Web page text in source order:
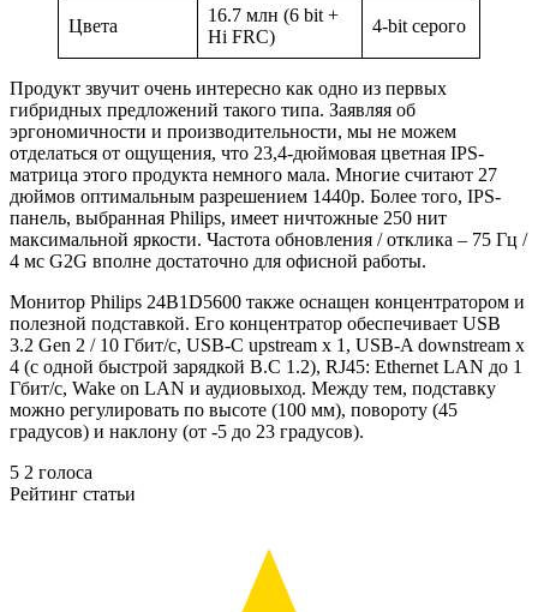
Цвета
16.7 млн (6 bit +
Hi FRC)
4-bit серого
Продукт звучит очень интересно как одно из первых
гибридных предложений такого типа. Заявляя об
эргономичности и производительности, мы не можем
отделаться от ощущения, что 23,4-дюймовая цветная IPS-
матрица этого продукта немного мала. Многие считают 27
дюймов оптимальным разрешением 1440p. Более того, IPS-
панель, выбранная Philips, имеет ничтожные 250 нит
максимальной яркости. Частота обновления / отклика – 75 Гц /
4 мс G2G вполне достаточно для офисной работы.
Монитор Philips 24B1D5600 также оснащен концентратором и
полезной подставкой. Его концентратор обеспечивает USB
3.2 Gen 2 / 10 Гбит/с, USB-C upstream x 1, USB-A downstream x
4 (с одной быстрой зарядкой B.C 1.2), RJ45: Ethernet LAN до 1
Гбит/с, Wake on LAN и аудиовыход. Между тем, подставку
можно регулировать по высоте (100 мм), повороту (45
градусов) и наклону (от -5 до 23 градусов).
5 2 голоса
Рейтинг статьи